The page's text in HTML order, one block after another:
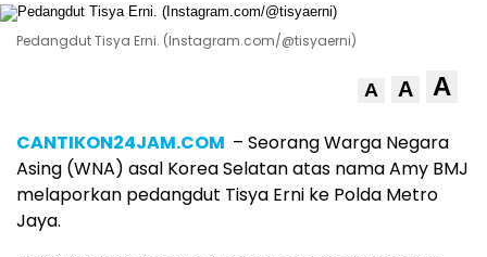
Pedangdut Tisya Erni. (Instagram.com/@tisyaerni)
A A A
CANTIKON24JAM.COM – Seorang Warga Negara
Asing (WNA) asal Korea Selatan atas nama Amy BMJ
melaporkan pedangdut Tisya Erni ke Polda Metro
Jaya.